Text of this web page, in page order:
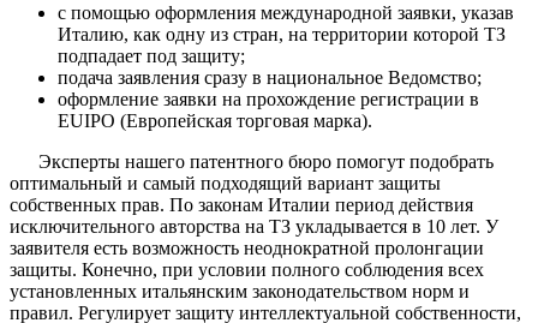
с помощью оформления международной заявки, указав
Италию, как одну из стран, на территории которой ТЗ
подпадает под защиту;
подача заявления сразу в национальное Ведомство;
оформление заявки на прохождение регистрации в
EUIPO (Европейская торговая марка).
Эксперты нашего патентного бюро помогут подобрать
оптимальный и самый подходящий вариант защиты
собственных прав. По законам Италии период действия
исключительного авторства на ТЗ укладывается в 10 лет. У
заявителя есть возможность неоднократной пролонгации
защиты. Конечно, при условии полного соблюдения всех
установленных итальянским законодательством норм и
правил. Регулирует защиту интеллектуальной собственности,